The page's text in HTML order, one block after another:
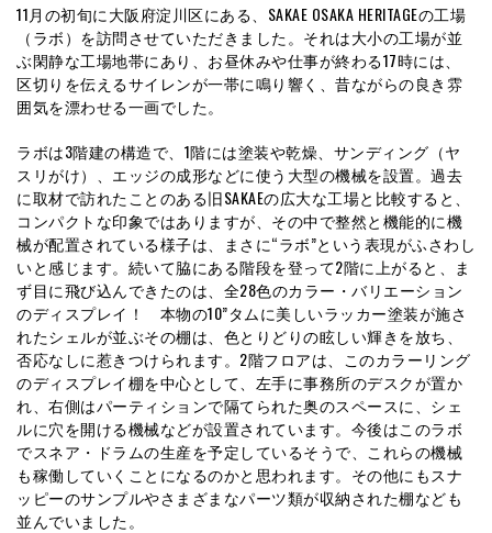
11月の初旬に大阪府淀川区にある、SAKAE OSAKA HERITAGEの工場
（ラボ）を訪問させていただきました。それは大小の工場が並
ぶ閑静な工場地帯にあり、お昼休みや仕事が終わる17時には、
区切りを伝えるサイレンが一帯に鳴り響く、昔ながらの良き雰
囲気を漂わせる一画でした。
ラボは3階建の構造で、1階には塗装や乾燥、サンディング（ヤ
スリがけ）、エッジの成形などに使う大型の機械を設置。過去
に取材で訪れたことのある旧SAKAEの広大な工場と比較すると、
コンパクトな印象ではありますが、その中で整然と機能的に機
械が配置されている様子は、まさに“ラボ”という表現がふさわし
いと感じます。続いて脇にある階段を登って2階に上がると、ま
ず目に飛び込んできたのは、全28色のカラー・バリエーション
のディスプレイ！ 本物の10”タムに美しいラッカー塗装が施さ
れたシェルが並ぶその棚は、色とりどりの眩しい輝きを放ち、
否応なしに惹きつけられます。2階フロアは、このカラーリング
のディスプレイ棚を中心として、左手に事務所のデスクが置か
れ、右側はパーティションで隔てられた奥のスペースに、シェ
ルに穴を開ける機械などが設置されています。今後はこのラボ
でスネア・ドラムの生産を予定しているそうで、これらの機械
も稼働していくことになるのかと思われます。その他にもスナ
ッピーのサンプルやさまざまなパーツ類が収納された棚なども
並んでいました。